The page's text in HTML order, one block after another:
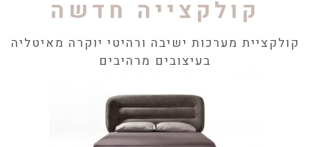
קולקצייה חדשה
קולקציית מערכות ישיבה ורהיטי יוקרה מאיטליה
בעיצובים מרהיבים